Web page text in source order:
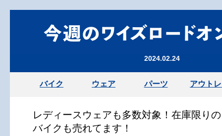
2024.02.24
バイク ウェア パーツ アウト
レディースウェアも多数対象！在庫限り
バイクも売れてます！